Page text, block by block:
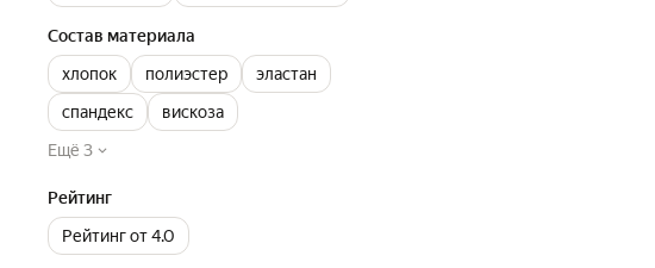
Состав материала
хлопок
полиэстер
эластан
спандекс
вискоза
Ещё 3
Рейтинг
Рейтинг от 4.0